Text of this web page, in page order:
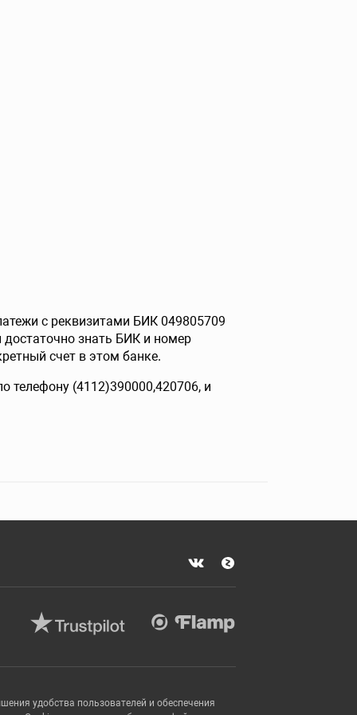
с реквизитами БИК 049805709
знать БИК и номер
счет в этом банке.
телефону (4112)390000,420706, и
удобства пользователей и обеспечения